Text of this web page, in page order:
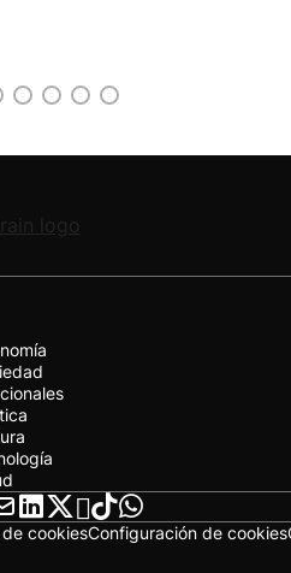
cookiesConfiguración de cookies